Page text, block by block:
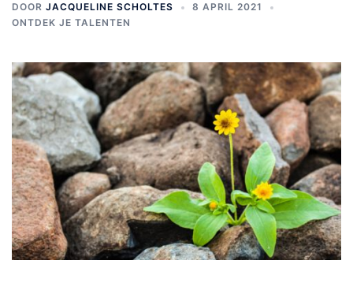
DOOR JACQUELINE SCHOLTES
8 APRIL 2021
ONTDEK JE TALENTEN